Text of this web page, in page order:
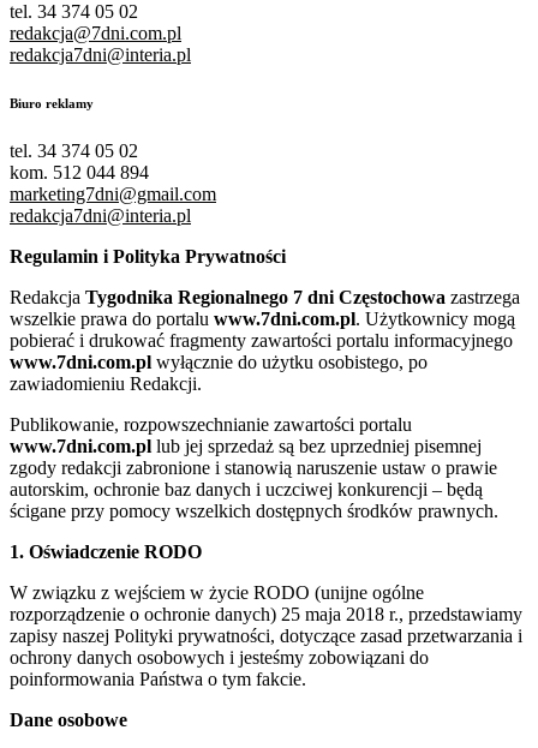
tel. 34 374 05 02
redakcja@7dni.com.pl
redakcja7dni@interia.pl
Biuro reklamy
tel. 34 374 05 02
kom. 512 044 894
marketing7dni@gmail.com
redakcja7dni@interia.pl
Regulamin i Polityka Prywatności
Redakcja Tygodnika Regionalnego 7 dni Częstochowa zastrzega
wszelkie prawa do portalu www.7dni.com.pl. Użytkownicy mogą
pobierać i drukować fragmenty zawartości portalu informacyjnego
www.7dni.com.pl wyłącznie do użytku osobistego, po
zawiadomieniu Redakcji.
Publikowanie, rozpowszechnianie zawartości portalu
www.7dni.com.pl lub jej sprzedaż są bez uprzedniej pisemnej
zgody redakcji zabronione i stanowią naruszenie ustaw o prawie
autorskim, ochronie baz danych i uczciwej konkurencji – będą
ścigane przy pomocy wszelkich dostępnych środków prawnych.
1. Oświadczenie RODO
W związku z wejściem w życie RODO (unijne ogólne
rozporządzenie o ochronie danych) 25 maja 2018 r., przedstawiamy
zapisy naszej Polityki prywatności, dotyczące zasad przetwarzania i
ochrony danych osobowych i jesteśmy zobowiązani do
poinformowania Państwa o tym fakcie.
Dane osobowe